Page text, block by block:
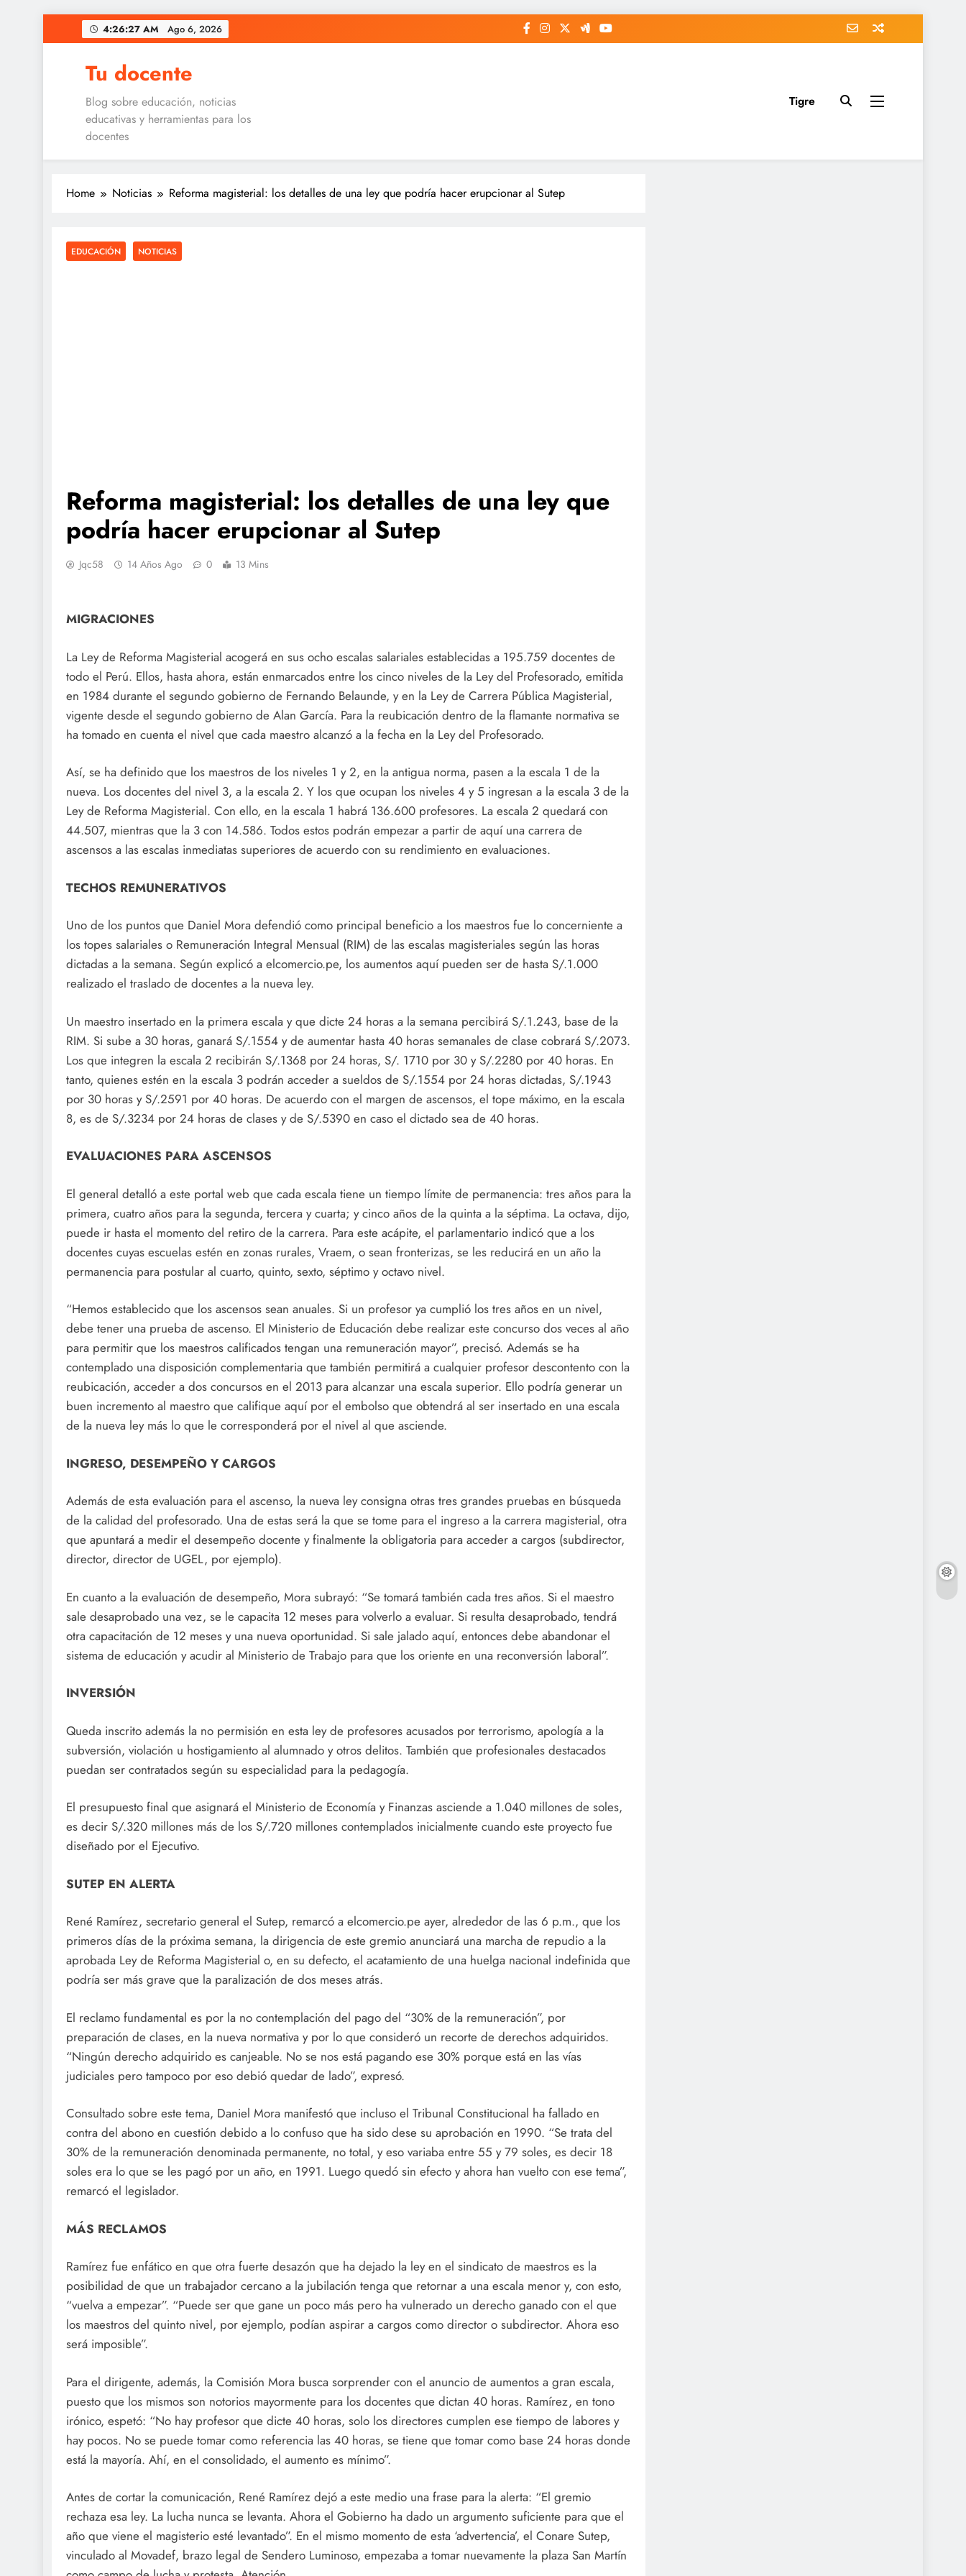
to
4:26:28 AM Ago 6, 2026
Tu docente
Blog sobre educación, noticias
educativas y herramientas para los
docentes
Tigre
Home Noticias Reforma magisterial: los detalles de una ley que podría hacer erupcionar al Sutep
EDUCACIÓN NOTICIAS
Reforma magisterial: los detalles de una ley que
podría hacer erupcionar al Sutep
Jqc58 14 Años Ago 0 13 Mins
MIGRACIONES
La Ley de Reforma Magisterial acogerá en sus ocho escalas salariales establecidas a 195.759 docentes de
todo el Perú. Ellos, hasta ahora, están enmarcados entre los cinco niveles de la Ley del Profesorado, emitida
en 1984 durante el segundo gobierno de Fernando Belaunde, y en la Ley de Carrera Pública Magisterial,
vigente desde el segundo gobierno de Alan García. Para la reubicación dentro de la flamante normativa se
ha tomado en cuenta el nivel que cada maestro alcanzó a la fecha en la Ley del Profesorado.
Así, se ha definido que los maestros de los niveles 1 y 2, en la antigua norma, pasen a la escala 1 de la
nueva. Los docentes del nivel 3, a la escala 2. Y los que ocupan los niveles 4 y 5 ingresan a la escala 3 de la
Ley de Reforma Magisterial. Con ello, en la escala 1 habrá 136.600 profesores. La escala 2 quedará con
44.507, mientras que la 3 con 14.586. Todos estos podrán empezar a partir de aquí una carrera de
ascensos a las escalas inmediatas superiores de acuerdo con su rendimiento en evaluaciones.
TECHOS REMUNERATIVOS
Uno de los puntos que Daniel Mora defendió como principal beneficio a los maestros fue lo concerniente a
los topes salariales o Remuneración Integral Mensual (RIM) de las escalas magisteriales según las horas
dictadas a la semana. Según explicó a elcomercio.pe, los aumentos aquí pueden ser de hasta S/.1.000
realizado el traslado de docentes a la nueva ley.
Un maestro insertado en la primera escala y que dicte 24 horas a la semana percibirá S/.1.243, base de la
RIM. Si sube a 30 horas, ganará S/.1554 y de aumentar hasta 40 horas semanales de clase cobrará S/.2073.
Los que integren la escala 2 recibirán S/.1368 por 24 horas, S/. 1710 por 30 y S/.2280 por 40 horas. En
tanto, quienes estén en la escala 3 podrán acceder a sueldos de S/.1554 por 24 horas dictadas, S/.1943
por 30 horas y S/.2591 por 40 horas. De acuerdo con el margen de ascensos, el tope máximo, en la escala
8, es de S/.3234 por 24 horas de clases y de S/.5390 en caso el dictado sea de 40 horas.
EVALUACIONES PARA ASCENSOS
El general detalló a este portal web que cada escala tiene un tiempo límite de permanencia: tres años para la
primera, cuatro años para la segunda, tercera y cuarta; y cinco años de la quinta a la séptima. La octava, dijo,
puede ir hasta el momento del retiro de la carrera. Para este acápite, el parlamentario indicó que a los
docentes cuyas escuelas estén en zonas rurales, Vraem, o sean fronterizas, se les reducirá en un año la
permanencia para postular al cuarto, quinto, sexto, séptimo y octavo nivel.
“Hemos establecido que los ascensos sean anuales. Si un profesor ya cumplió los tres años en un nivel,
debe tener una prueba de ascenso. El Ministerio de Educación debe realizar este concurso dos veces al año
para permitir que los maestros calificados tengan una remuneración mayor”, precisó. Además se ha
contemplado una disposición complementaria que también permitirá a cualquier profesor descontento con la
reubicación, acceder a dos concursos en el 2013 para alcanzar una escala superior. Ello podría generar un
buen incremento al maestro que califique aquí por el embolso que obtendrá al ser insertado en una escala
de la nueva ley más lo que le corresponderá por el nivel al que asciende.
INGRESO, DESEMPEÑO Y CARGOS
Además de esta evaluación para el ascenso, la nueva ley consigna otras tres grandes pruebas en búsqueda
de la calidad del profesorado. Una de estas será la que se tome para el ingreso a la carrera magisterial, otra
que apuntará a medir el desempeño docente y finalmente la obligatoria para acceder a cargos (subdirector,
director, director de UGEL, por ejemplo).
En cuanto a la evaluación de desempeño, Mora subrayó: “Se tomará también cada tres años. Si el maestro
sale desaprobado una vez, se le capacita 12 meses para volverlo a evaluar. Si resulta desaprobado, tendrá
otra capacitación de 12 meses y una nueva oportunidad. Si sale jalado aquí, entonces debe abandonar el
sistema de educación y acudir al Ministerio de Trabajo para que los oriente en una reconversión laboral”.
INVERSIÓN
Queda inscrito además la no permisión en esta ley de profesores acusados por terrorismo, apología a la
subversión, violación u hostigamiento al alumnado y otros delitos. También que profesionales destacados
puedan ser contratados según su especialidad para la pedagogía.
El presupuesto final que asignará el Ministerio de Economía y Finanzas asciende a 1.040 millones de soles,
es decir S/.320 millones más de los S/.720 millones contemplados inicialmente cuando este proyecto fue
diseñado por el Ejecutivo.
SUTEP EN ALERTA
René Ramírez, secretario general el Sutep, remarcó a elcomercio.pe ayer, alrededor de las 6 p.m., que los
primeros días de la próxima semana, la dirigencia de este gremio anunciará una marcha de repudio a la
aprobada Ley de Reforma Magisterial o, en su defecto, el acatamiento de una huelga nacional indefinida que
podría ser más grave que la paralización de dos meses atrás.
El reclamo fundamental es por la no contemplación del pago del “30% de la remuneración”, por
preparación de clases, en la nueva normativa y por lo que consideró un recorte de derechos adquiridos.
“Ningún derecho adquirido es canjeable. No se nos está pagando ese 30% porque está en las vías
judiciales pero tampoco por eso debió quedar de lado”, expresó.
Consultado sobre este tema, Daniel Mora manifestó que incluso el Tribunal Constitucional ha fallado en
contra del abono en cuestión debido a lo confuso que ha sido dese su aprobación en 1990. “Se trata del
30% de la remuneración denominada permanente, no total, y eso variaba entre 55 y 79 soles, es decir 18
soles era lo que se les pagó por un año, en 1991. Luego quedó sin efecto y ahora han vuelto con ese tema”,
remarcó el legislador.
MÁS RECLAMOS
Ramírez fue enfático en que otra fuerte desazón que ha dejado la ley en el sindicato de maestros es la
posibilidad de que un trabajador cercano a la jubilación tenga que retornar a una escala menor y, con esto,
“vuelva a empezar”. “Puede ser que gane un poco más pero ha vulnerado un derecho ganado con el que
los maestros del quinto nivel, por ejemplo, podían aspirar a cargos como director o subdirector. Ahora eso
será imposible”.
Para el dirigente, además, la Comisión Mora busca sorprender con el anuncio de aumentos a gran escala,
puesto que los mismos son notorios mayormente para los docentes que dictan 40 horas. Ramírez, en tono
irónico, espetó: “No hay profesor que dicte 40 horas, solo los directores cumplen ese tiempo de labores y
hay pocos. No se puede tomar como referencia las 40 horas, se tiene que tomar como base 24 horas donde
está la mayoría. Ahí, en el consolidado, el aumento es mínimo”.
Antes de cortar la comunicación, René Ramírez dejó a este medio una frase para la alerta: “El gremio
rechaza esa ley. La lucha nunca se levanta. Ahora el Gobierno ha dado un argumento suficiente para que el
año que viene el magisterio esté levantado”. En el mismo momento de esta ‘advertencia’, el Conare Sutep,
vinculado al Movadef, brazo legal de Sendero Luminoso, empezaba a tomar nuevamente la plaza San Martín